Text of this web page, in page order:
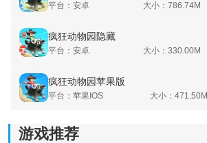
平台：安卓 大小：786.74M
疯狂动物园隐藏
平台：安卓 大小：330.00M
疯狂动物园苹果版
平台：苹果IOS 大小：471.50M
游戏推荐